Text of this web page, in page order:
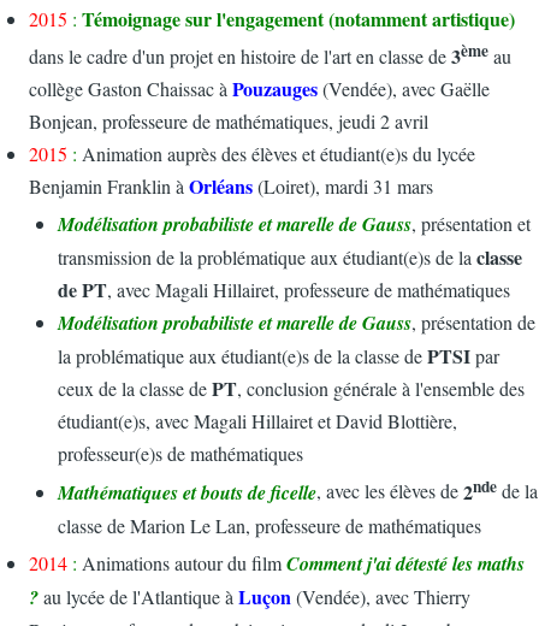
2015 : Témoignage sur l'engagement (notamment artistique)
dans le cadre d'un projet en histoire de l'art en classe de3ème au
collège Gaston Chaissac àPouzauges(Vendée), avec Gaëlle
Bonjean, professeure de mathématiques, jeudi 2 avril
2015 : Animation auprès des élèves et étudiant(e)s du lycée
Benjamin Franklin àOrléans(Loiret), mardi 31 mars
Modélisation probabiliste et marelle de Gauss, présentation et
transmission de la problématique aux étudiant(e)s de laclasse
de PT, avec Magali Hillairet, professeure de mathématiques
Modélisation probabiliste et marelle de Gauss, présentation de
la problématique aux étudiant(e)s de la classe dePTSIpar
ceux de la classe dePT, conclusion générale à l'ensemble des
étudiant(e)s, avec Magali Hillairet et David Blottière,
professeur(e)s de mathématiques
Mathématiques et bouts de ficelle, avec les élèves de2nde de la
classe de Marion Le Lan, professeure de mathématiques
2014 : Animations autour du filmComment j'ai détesté les maths
?au lycée de l'Atlantique à Luçon (Vendée), avec Thierry